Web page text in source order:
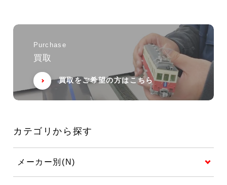
Purchase
買取
買取をご希望の方はこちら
カテゴリから探す
メーカー別(N)